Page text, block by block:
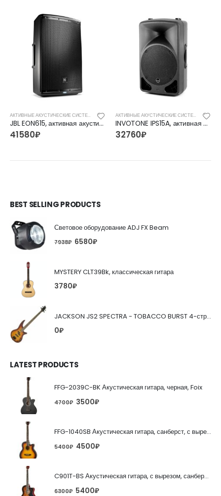
JBL EON615, активная акустическая система
41580₽
INVOTONE IPS15A, активная акустическая система
32760₽
BEST SELLING PRODUCTS
Световое оборудование ADJ FX Beam
7938₽ 6580₽
MYSTERY CLT39Bk, классическая гитара
3780₽
JACKSON JS2 SPECTRA - TOBACCO BURST 4-струнная бас-гитара
0₽
LATEST PRODUCTS
FFG-2039C-BK Акустическая гитара, черная, Foix
4700₽ 3500₽
FFG-1040SB Акустическая гитара, санберст, с вырезом, Foix
5400₽ 4500₽
C901T-BS Акустическая гитара, с вырезом, санберст, Caraya
6300₽ 5400₽